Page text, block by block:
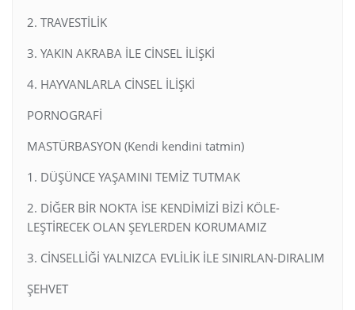
2. TRAVESTİLİK
3. YAKIN AKRABA İLE CİNSEL İLİŞKİ
4. HAYVANLARLA CİNSEL İLİŞKİ
PORNOGRAFİ
MASTÜRBASYON (Kendi kendini tatmin)
1. DÜŞÜNCE YAŞAMINI TEMİZ TUTMAK
2. DİĞER BİR NOKTA İSE KENDİMİZİ BİZİ KÖLE-
LEŞTİRECEK OLAN ŞEYLERDEN KORUMAMIZ
3. CİNSELLİĞİ YALNIZCA EVLİLİK İLE SINIRLAN-DIRALIM
ŞEHVET